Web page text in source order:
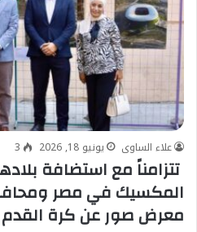
علاء الساوى يونيو 18, 2026 3
تتزامناً مع استضافة
المكسيك في مصر
معرض صور عن كرة